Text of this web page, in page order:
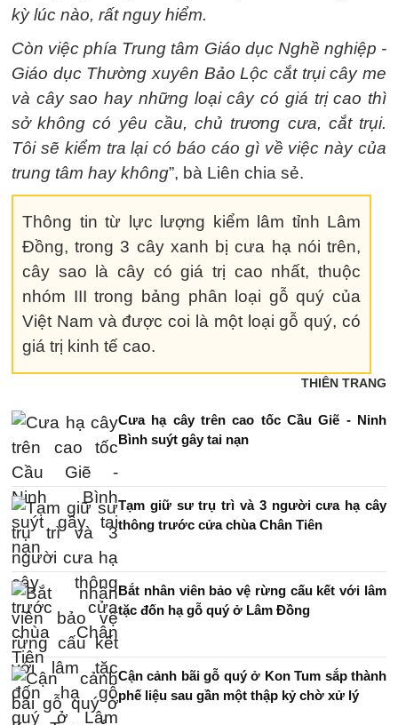
kỳ lúc nào, rất nguy hiểm.
Còn việc phía Trung tâm Giáo dục Nghề nghiệp -
Giáo dục Thường xuyên Bảo Lộc cắt trụi cây me
và cây sao hay những loại cây có giá trị cao thì
sở không có yêu cầu, chủ trương cưa, cắt trụi.
Tôi sẽ kiểm tra lại có báo cáo gì về việc này của
trung tâm hay không”, bà Liên chia sẻ.
Thông tin từ lực lượng kiểm lâm tỉnh Lâm
Đồng, trong 3 cây xanh bị cưa hạ nói trên,
cây sao là cây có giá trị cao nhất, thuộc
nhóm III trong bảng phân loại gỗ quý của
Việt Nam và được coi là một loại gỗ quý, có
giá trị kinh tế cao.
THIÊN TRANG
Cưa hạ cây trên cao tốc Cầu Giẽ - Ninh
Bình suýt gây tai nạn
Tạm giữ sư trụ trì và 3 người cưa hạ cây
thông trước cửa chùa Chân Tiên
Bắt nhân viên bảo vệ rừng cấu kết với lâm
tặc đốn hạ gỗ quý ở Lâm Đồng
Cận cảnh bãi gỗ quý ở Kon Tum sắp thành
phế liệu sau gần một thập kỷ chờ xử lý